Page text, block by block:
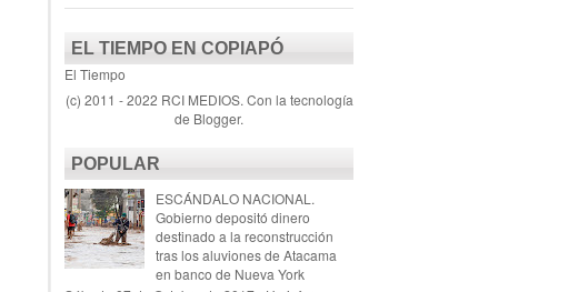
EL TIEMPO EN COPIAPÓ
El Tiempo
(c) 2011 - 2022 RCI MEDIOS. Con la tecnología
de Blogger.
POPULAR
ESCÁNDALO NACIONAL.
Gobierno depositó dinero
destinado a la reconstrucción
tras los aluviones de Atacama
en banco de Nueva York